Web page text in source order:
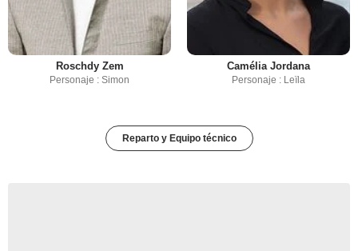
Roschdy Zem
Personaje : Simon
Camélia Jordana
Personaje : Leïla
Reparto y Equipo técnico